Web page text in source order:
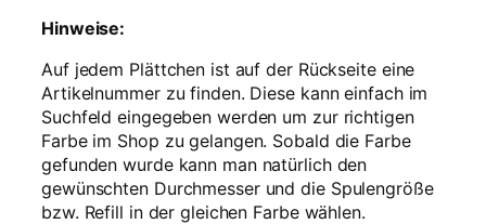
–
S
w
a
t
c
h
e
s
Hinweise:
Auf jedem Plättchen ist auf der Rückseite eine
Artikelnummer zu finden. Diese kann einfach im
Suchfeld eingegeben werden um zur richtigen
Farbe im Shop zu gelangen. Sobald die Farbe
gefunden wurde kann man natürlich den
gewünschten Durchmesser und die Spulengröße
bzw. Refill in der gleichen Farbe wählen.